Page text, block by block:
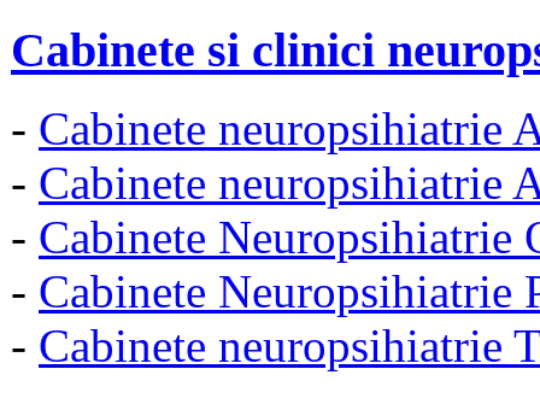
Cabinete si clinici
- Cabinete neuropsihiatrie
- Cabinete neuropsihiatrie
- Cabinete Neuropsihiatrie
- Cabinete Neuropsihiatrie
- Cabinete neuropsihiatrie